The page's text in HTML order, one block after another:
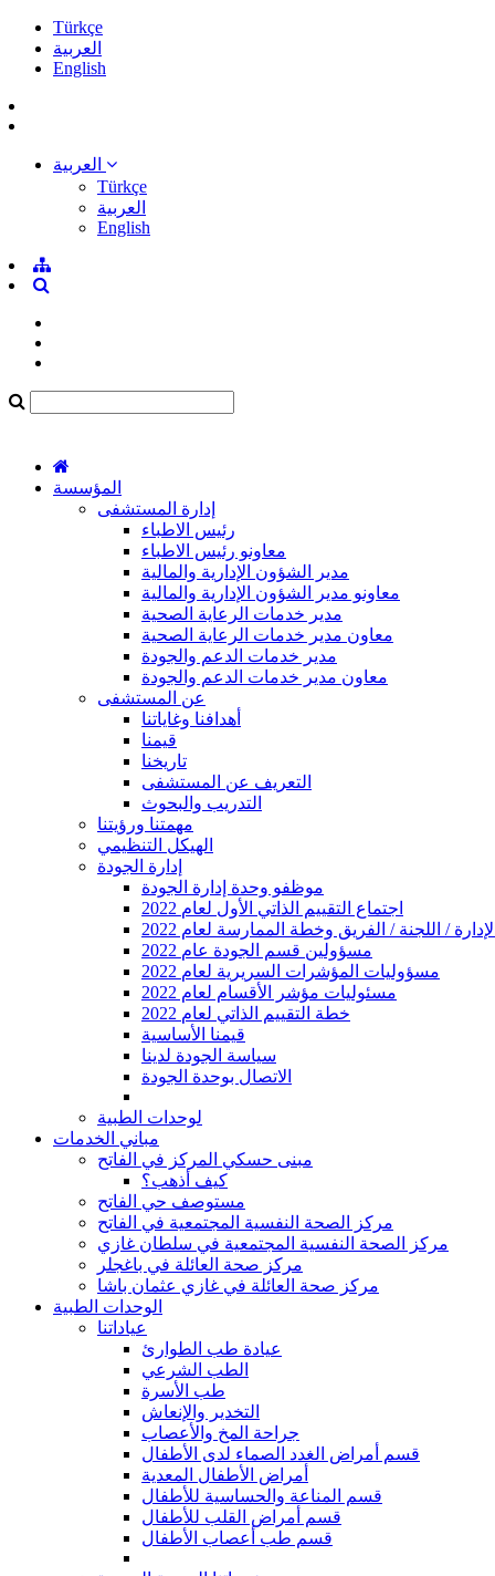
Türkçe
العربية
English
Türkçe
العربية
English
المؤسسة
إدارة المستشفى
رئيس الاطباء
معاونو رئيس الاطباء
مدير الشؤون الإدارية والمالية
معاونو مدير الشؤون الإدارية والمالية
مدير خدمات الرعاية الصحية
معاون مدير خدمات الرعاية الصحية
مدير خدمات الدعم والجودة
معاون مدير خدمات الدعم والجودة
عن المستشفى
أهدافنا وغاياتنا
قيمنا
تاريخنا
التعريف عن المستشفى
التدريب والبحوث
مهمتنا ورؤيتنا
الهيكل التنظيمي
إدارة الجودة
موظفو وحدة إدارة الجودة
2022 اجتماع التقييم الذاتي الأول لعام
/ اللجنة / الفريق وخطة الممارسة لعام 2022
2022 مسؤولين قسم الجودة عام
2022 مسؤوليات المؤشرات السريرية لعام
مسئوليات مؤشر الأقسام لعام 2022
2022 خطة التقييم الذاتي لعام
قيمنا الأساسية
سياسة الجودة لدينا
الاتصال بوحدة الجودة
لوحدات الطبية
مباني الخدمات
مبنى حسكي المركز في الفاتح
كيف أذهب؟
مستوصف حي الفاتح
مركز الصحة النفسية المجتمعية في الفاتح
مركز الصحة النفسية المجتمعية في سلطان غازي
مركز صحة العائلة في باغجلر
مركز صحة العائلة في غازي عثمان باشا
الوحدات الطبية
عياداتنا
عيادة طب الطوارئ
الطب الشرعي
طب الأسرة
التخدير والإنعاش
جراحة المخ والأعصاب
قسم أمراض الغدد الصماء لدى الأطفال
أمراض الأطفال المعدية
قسم المناعة والحساسية للأطفال
قسم أمراض القلب للأطفال
قسم طب أعصاب الأطفال